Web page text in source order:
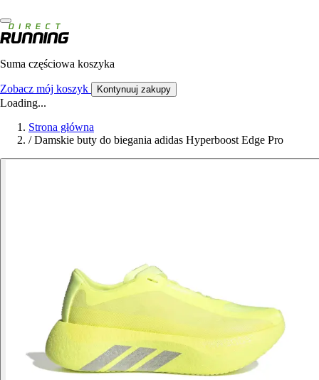
Suma częściowa koszyka
Zobacz mój koszyk Kontynuuj zakupy
Loading...
Strona główna
/ Damskie buty do biegania adidas Hyperboost Edge Pro